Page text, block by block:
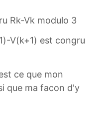
Rk-Vk modulo 3
V(k+1) est congru
ce que mon
que ma facon d'y